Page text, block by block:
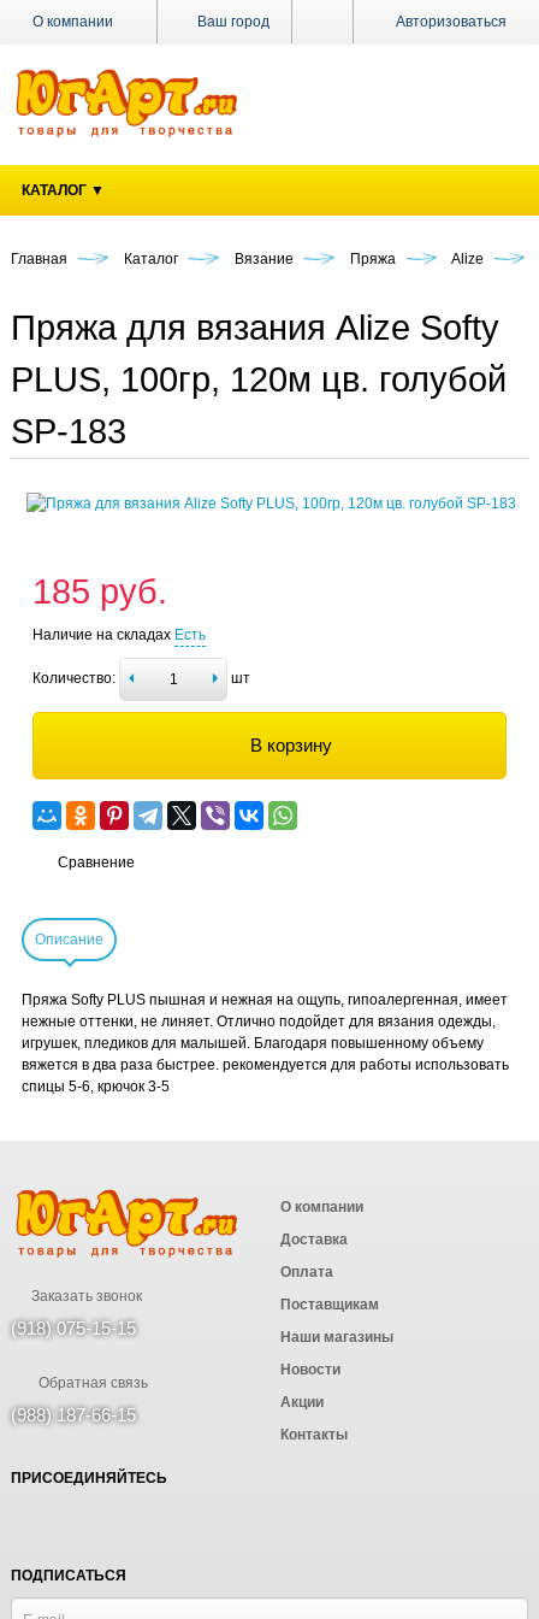
Ваш город Авторизоваться
О компании
Оплата
Наши
магазины
Новости
Контакты
КАТАЛОГ ▼
Главная Каталог Вязание Пряжа Alize
Пряжа для вязания Alize Softy
PLUS, 100гр, 120м цв. голубой
SP-183
185 руб.
Наличие на складах Есть
Количество: шт
В корзину
Сравнение
Описание
Пряжа Softy PLUS пышная и нежная на ощупь, гипоалергенная, имеет
нежные оттенки, не линяет. Отлично подойдет для вязания одежды,
игрушек, пледиков для малышей. Благодаря повышенному объему
вяжется в два раза быстрее. рекомендуется для работы использовать
спицы 5-6, крючок 3-5
Заказать звонок
(918) 075-15-15
Обратная связь
(988) 187-66-15
О компании
Доставка
Оплата
Поставщикам
Наши магазины
Новости
Акции
Контакты
ПРИСОЕДИНЯЙТЕСЬ
ПОДПИСАТЬСЯ